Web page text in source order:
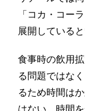
「コカ・コー
展開していると
食事時の飲用
る問題ではな
るため時間は